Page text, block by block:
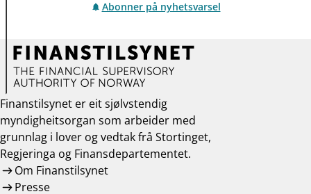
Abonner på nyhetsvarsel
Finanstilsynet er eit sjølvstendig
myndigheitsorgan som arbeider med
grunnlag i lover og vedtak frå Stortinget,
Regjeringa og Finansdepartementet.
Om Finanstilsynet
Presse